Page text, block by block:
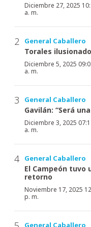
Diciembre 27, 2025
a. m.
General Caballero
Torales
Diciembre 5, 2025
a. m.
General Caballero
Gavilán: “Será
Diciembre 3, 2025
a. m.
General Caballero
El Campeón tuvo
retorno
Noviembre 17, 2025
p. m.
General Caballero